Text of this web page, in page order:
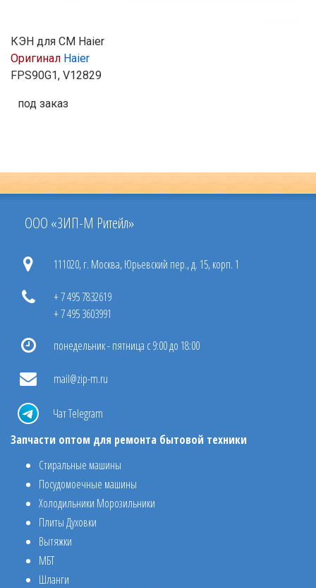
КЭН для СМ Haier
Оригинал Haier
FPS90G1, V12829
под заказ
ООО «ЗИП-М Ритейл»
111020, г. Москва, Юрьевский пер., д. 15, корп. 1
+ 7 495 7832619
+ 7 495 3603991
понедельник - пятница с 9:00 до 18:00
mail@zip-m.ru
Чат Telegram
Запчасти оптом для ремонта бытовой техники
Стиральные машины
Посудомоечные машины
Холодильники Морозильники
Плиты Духовки
Вытяжки
МБТ
Шланги